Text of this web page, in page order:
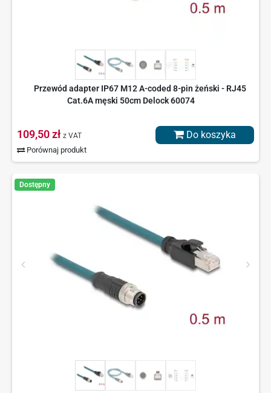
Przewód adapter IP67 M12 A-coded 8-pin żeński - RJ45
Cat.6A męski 50cm Delock 60074
109,50 zł z VAT
Porównaj produkt
Do koszyka
Dostępny